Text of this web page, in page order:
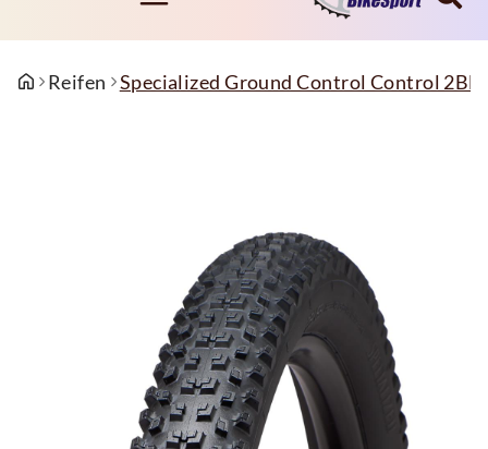
Reifen Specialized Ground Control Control